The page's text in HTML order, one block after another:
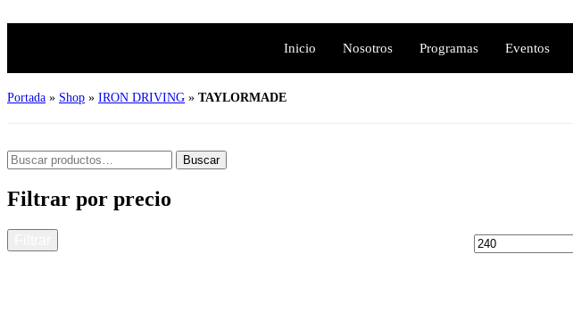
Inicio Nosotros Programas Eventos
Portada » Shop » IRON DRIVING » TAYLORMADE
Buscar
Filtrar por precio